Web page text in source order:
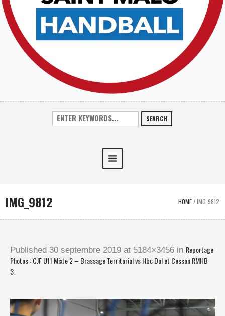
SEARCH
IMG_9812 HOME/IMG_9812
Published 30 septembre 2019 at 5184×3456 in Reportage
Photos : CJF U11 Mixte 2 – Brassage Territorial vs Hbc Dol et Cesson RMHB
3.